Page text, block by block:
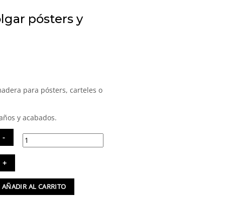
pósters y
12,00€
para pósters, carteles o
y acabados.
AÑADIR AL CARRITO